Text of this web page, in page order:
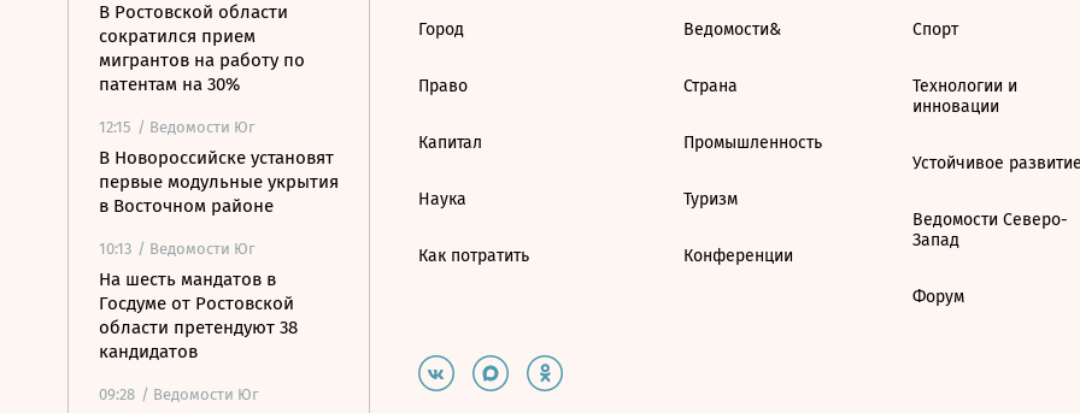
В Ростовской области
сократился прием
мигрантов на работу по
патентам на 30%
12:15 / Ведомости Юг
В Новороссийске установят
первые модульные укрытия
в Восточном районе
10:13 / Ведомости Юг
На шесть мандатов в
Госдуме от Ростовской
области претендуют 38
кандидатов
09:28 / Ведомости Юг
Город
Право
Капитал
Наука
Как потратить
Ведомости&
Страна
Промышленность
Туризм
Конференции
Спорт
Технологии и
инновации
Устойчивое
Ведомости Северо-
Запад
Форум